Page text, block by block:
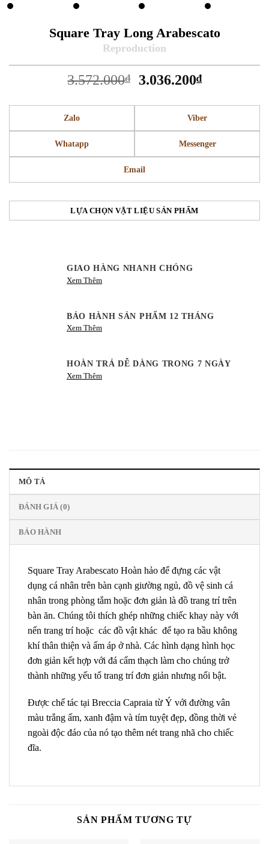
Square Tray Long Arabescato
3.572.000₫
Giá
là:
3.572.000₫.
3.036.200₫Giá
tại
là:
3.036.200₫.
Zalo Viber
Whatapp Messenger
Email
LỰA CHỌN VẬT LIỆU SẢN PHẨM
GIAO HÀNG NHANH CHÓNG
Xem Thêm
BẢO HÀNH SẢN PHẨM 12 THÁNG
Xem Thêm
HOÀN TRẢ DỄ DÀNG TRONG 7 NGÀY
Xem Thêm
MÔ TẢ
ĐÁNH GIÁ (0)
BẢO HÀNH
Square Tray Arabescato Hoàn hảo để đựng các vật
dụng cá nhân trên bàn cạnh giường ngủ, đồ vệ sinh cá
nhân trong phòng tắm hoặc đơn giản là đồ trang trí trên
bàn ăn. Chúng tôi thích ghép những chiếc khay này với
nến trang trí hoặc các đồ vật khác để tạo ra bầu không
khí thân thiện và ấm áp ở nhà. Các hình dạng hình học
đơn giản kết hợp với đá cẩm thạch làm cho chúng trở
thành những yếu tố trang trí đơn giản nhưng nổi bật.
Được chế tác tại Breccia Capraia từ Ý với đường vân
màu trắng ấm, xanh đậm và tím tuyệt đẹp, đồng thời vẻ
ngoài độc đáo của nó tạo thêm nét trang nhã cho chiếc
đĩa.
SẢN PHẨM TƯƠNG TỰ